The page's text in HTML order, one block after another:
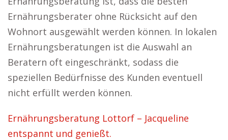
Ernährungsberater ohne Rücksicht auf den
Wohnort ausgewählt werden können. In lokalen
Ernährungsberatungen ist die Auswahl an
Beratern oft eingeschränkt, sodass die
speziellen Bedürfnisse des Kunden eventuell
nicht erfüllt werden können.
Ernährungsberatung Lottorf – Jacqueline
entspannt und genießt.